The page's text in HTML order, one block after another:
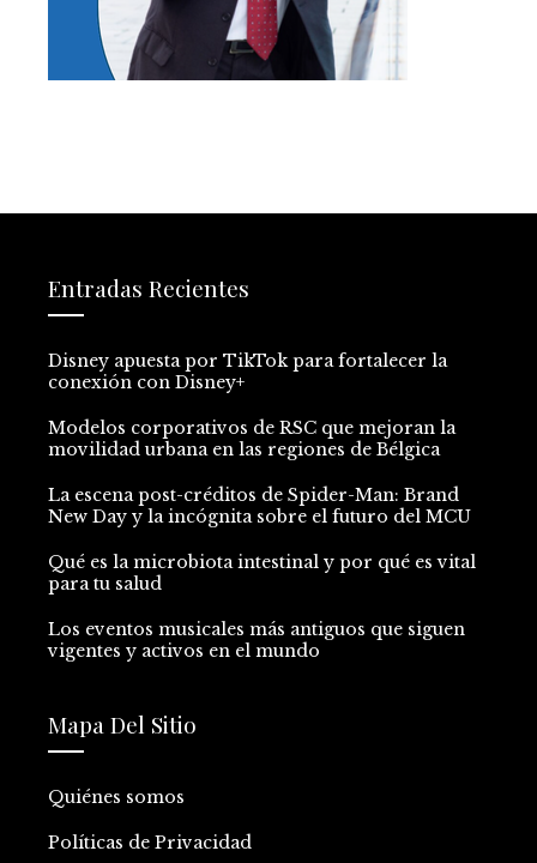
Entradas Recientes
Disney apuesta por TikTok para fortalecer la
conexión con Disney+
Modelos corporativos de RSC que mejoran la
movilidad urbana en las regiones de Bélgica
La escena post-créditos de Spider-Man: Brand
New Day y la incógnita sobre el futuro del MCU
Qué es la microbiota intestinal y por qué es vital
para tu salud
Los eventos musicales más antiguos que siguen
vigentes y activos en el mundo
Mapa Del Sitio
Quiénes somos
Políticas de Privacidad